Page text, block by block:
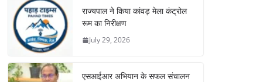
राज्यपाल ने किया कांवड़ मेला कंट्रोल
रूम का निरीक्षण
July 29, 2026
एसआईआर अभियान के सफल संचालन